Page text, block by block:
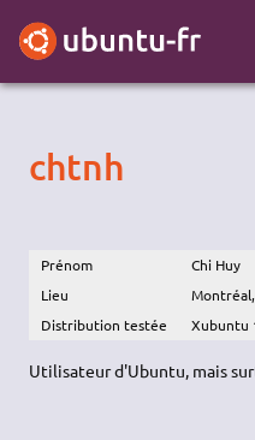
chtnh
Prénom
Chi Huy
Lieu
Distribution testée
Xubuntu
Utilisateur d'Ubuntu, mais